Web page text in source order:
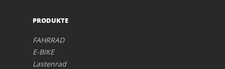
PRODUKTE
FAHRRAD
E-BIKE
Lastenrad